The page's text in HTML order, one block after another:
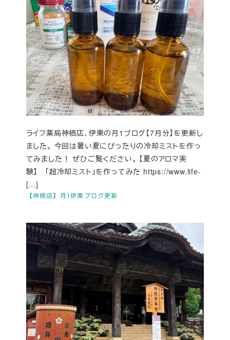
【神栖店】月1伊東ブログ更新
ライフ薬局神栖店、伊東の月1ブログ【7月分】を更新し
ました。 今回は暑い夏にぴったりの冷却ミストを作っ
てみました！ ぜひご覧ください。 【夏のアロマ実
験】 「超冷却ミスト」を作ってみた https://www.life-
[…]